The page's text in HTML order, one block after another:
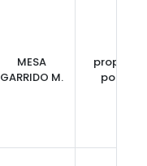
MESA
GARRIDO M.
política